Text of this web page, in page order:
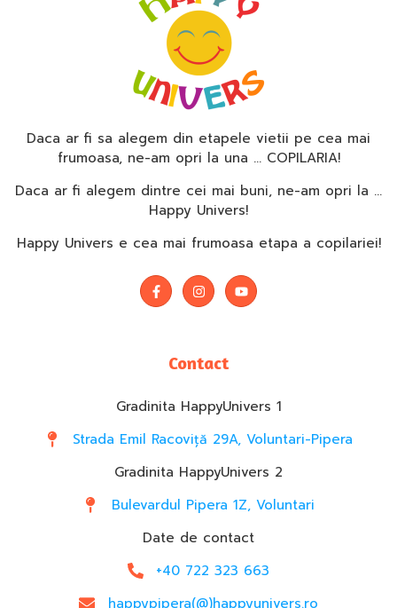
Daca ar fi sa alegem din etapele vietii pe cea mai
frumoasa, ne-am opri la una … COPILARIA!
Daca ar fi alegem dintre cei mai buni, ne-am opri la …
Happy Univers!
Happy Univers e cea mai frumoasa etapa a copilariei!
Contact
Gradinita HappyUnivers 1
Strada Emil Racoviță 29A, Voluntari-Pipera
Gradinita HappyUnivers 2
Bulevardul Pipera 1Z, Voluntari
Date de contact
+40 722 323 663
happypipera(@)happyunivers.ro